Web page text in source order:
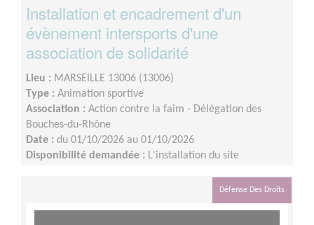
Installation et encadrement d'un
évènement intersports d'une
association de solidarité
Lieu : MARSEILLE 13006 (13006)
Type : Animation sportive
Association : Action contre la faim - Délégation des
Bouches-du-Rhône
Date : du 01/10/2026 au 01/10/2026
Disponibilité demandée : L'installation du site
Défense Des Droits